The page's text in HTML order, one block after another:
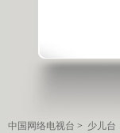
中国网络电视台 > 少儿台